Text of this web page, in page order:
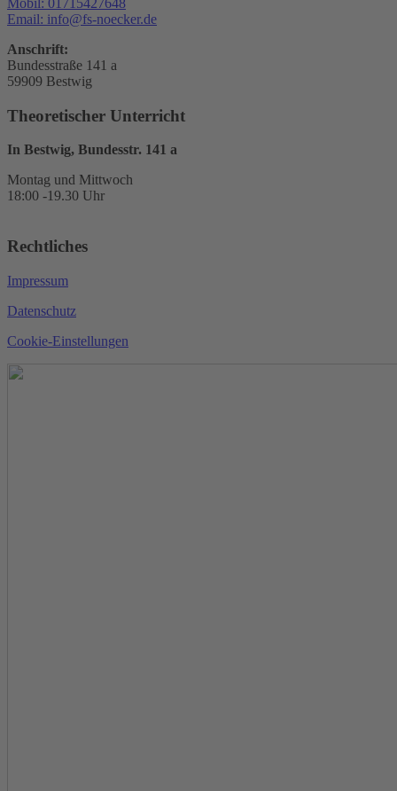
Mobil: 01715427648
Email: info@fs-noecker.de
Anschrift:
Bundesstraße 141 a
59909 Bestwig
Theoretischer Unterricht
In Bestwig, Bundesstr. 141 a
Montag und Mittwoch
18:00 -19.30 Uhr
Rechtliches
Impressum
Datenschutz
Cookie-Einstellungen